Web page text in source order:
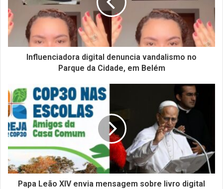
Influenciadora digital denuncia vandalismo no
Parque da Cidade, em Belém
Papa Leão XIV envia mensagem sobre livro digital